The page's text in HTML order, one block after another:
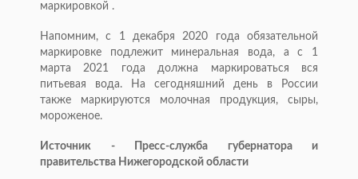
маркировкой .
Напомним, с 1 декабря 2020 года обязательной
маркировке подлежит минеральная вода, а с 1
марта 2021 года должна маркироваться вся
питьевая вода. На сегодняшний день в России
также маркируются молочная продукция, сыры,
мороженое.
Источник - Пресс-служба губернатора и
правительства Нижегородской области